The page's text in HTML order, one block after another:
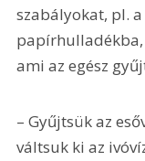
szabályokat, pl.
papírhulladékba,
ami az egész
– Gyűjtsük az
váltsuk ki az